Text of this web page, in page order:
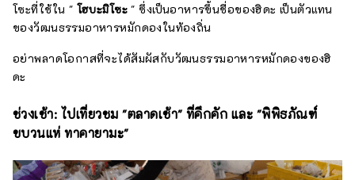
โซะที่ใช้ใน " โฮบะมิโซะ " ซึ่งเป็นอาหารขึ้นชื่อของฮิดะ เป็นตัวแทน
ของวัฒนธรรมอาหารหมักดองในท้องถิ่น
อย่าพลาดโอกาสที่จะได้สัมผัสกับวัฒนธรรมอาหารหมักดองของฮิ
ดะ
ช่วงเช้า: ไปเที่ยวชม "ตลาดเช้า" ที่คึกคัก และ "พิพิธภัณฑ์
ขบวนแห่ ทาคายามะ"